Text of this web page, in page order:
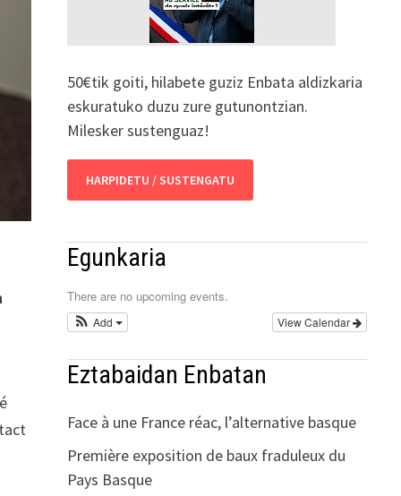
50€tik goiti, hilabete guziz Enbata aldizkaria
eskuratuko duzu zure gutunontzian.
Milesker sustenguaz!
HARPIDETU / SUSTENGATU
Egunkaria
There are no upcoming events.
View Calendar
Add
Eztabaidan Enbatan
Face à une France réac, l’alternative basque
Première exposition de baux fraduleux du
Pays Basque